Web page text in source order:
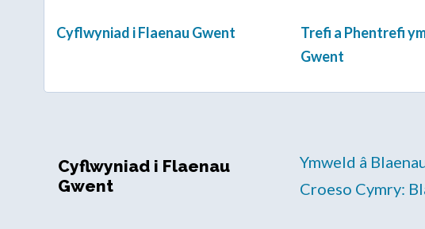
Cyflwyniad i Flaenau Gwent
Trefi a Phentrefi
Gwent
Cyflwyniad i Flaenau
Gwent
Ymweld â
Croeso Cymry: